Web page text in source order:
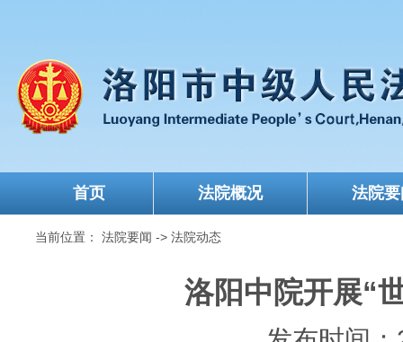
首页 法院概况 法院
当前位置：法院要闻 ->法院动态
洛阳中院开展“